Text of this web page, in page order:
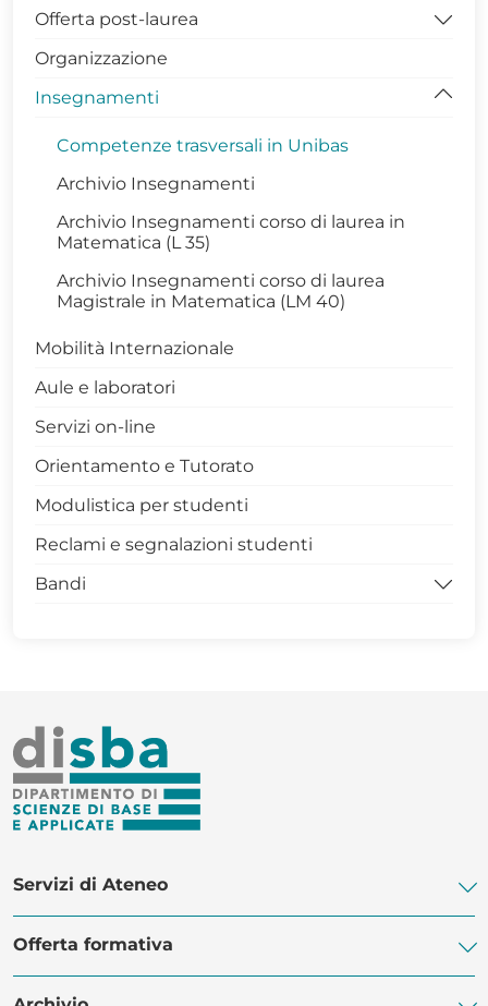
Offerta post-laurea
Dottorati di Ricerca DISBA
Contatti Coordinatrice Dottorato
Gruppo di Assicurazione della Qualità
PhDiaries
Infrastrutture di Ricerca
Internazionalizzazione
Terza Missione
Organizzazione
Insegnamenti
Competenze trasversali in Unibas
Archivio Insegnamenti
Archivio Insegnamenti corso di laurea in
Matematica (L 35)
Archivio Insegnamenti corso di laurea
Magistrale in Matematica (LM 40)
Mobilità Internazionale
Aule e laboratori
Servizi on-line
Orientamento e Tutorato
Modulistica per studenti
Reclami e segnalazioni studenti
Bandi
Servizi di Ateneo
Biblioteca di Ateneo
Centro Linguistico di Ateneo
Offerta formativa